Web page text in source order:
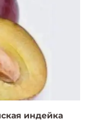
индейка